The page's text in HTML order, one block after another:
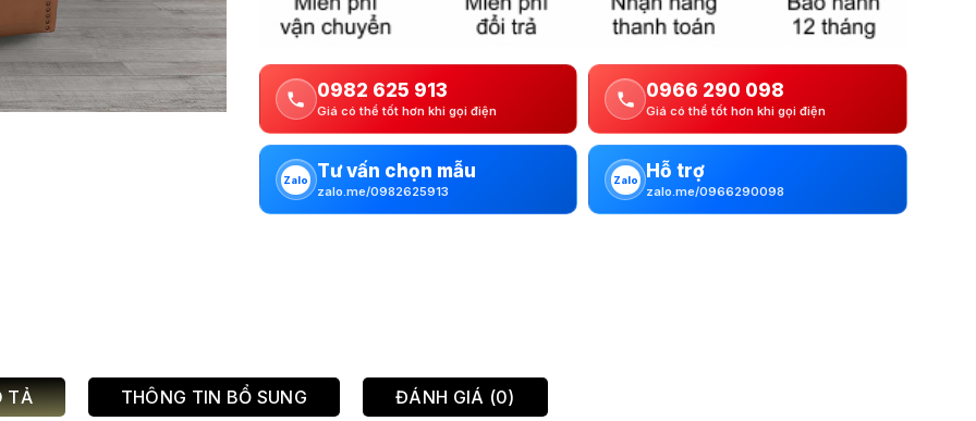
0982 625 913
Giá có thể tốt hơn khi gọi điện
0966 290 098
Giá có thể tốt hơn khi gọi điện
Zalo Tư vấn chọn mẫu
zalo.me/0982625913
Zalo Hỗ trợ
zalo.me/0966290098
TẢ THÔNG TIN BỔ SUNG ĐÁNH GIÁ (0)